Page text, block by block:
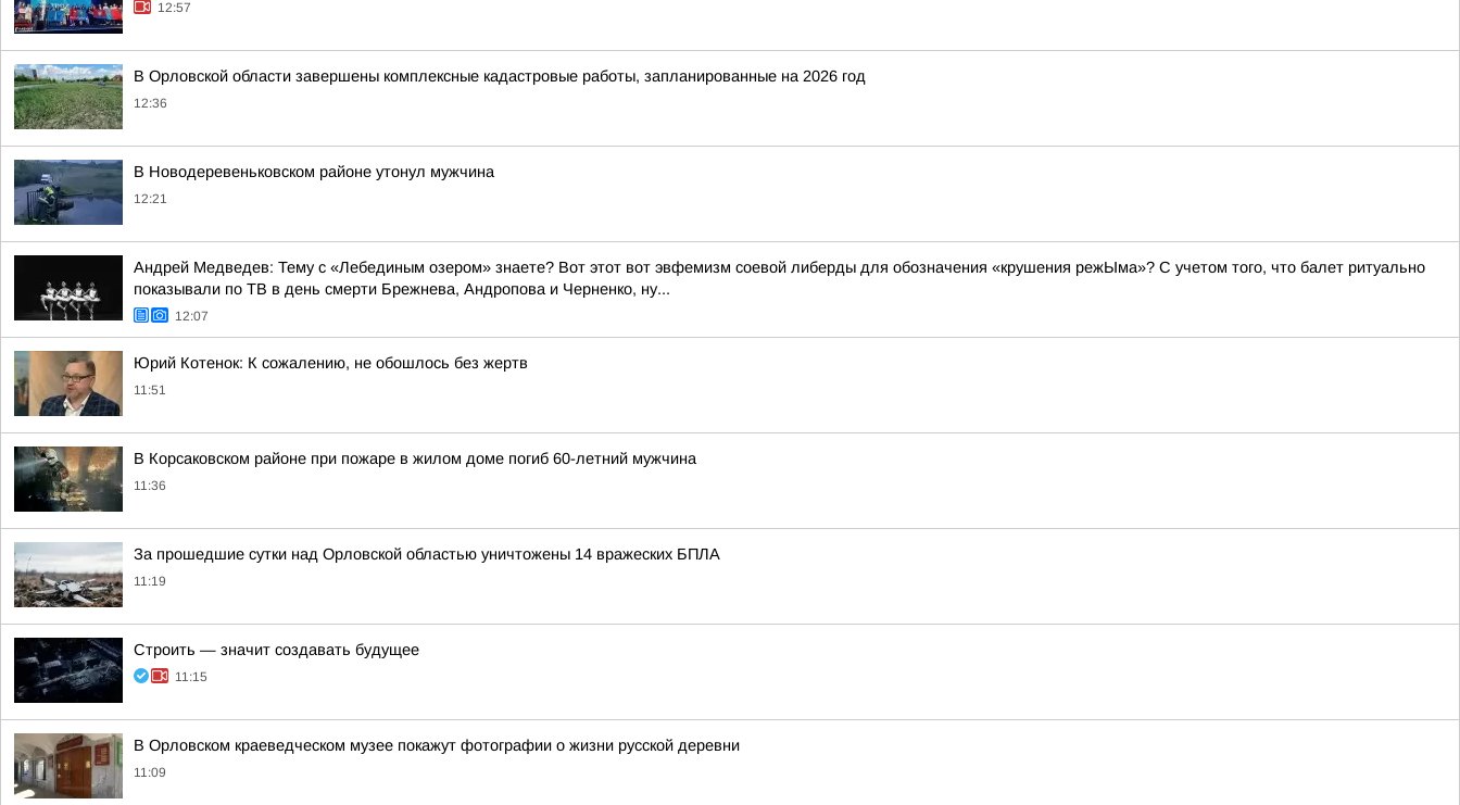
12:57
В Орловской области завершены комплексные кадастровые работы, запланированные на 2026 год
12:36
В Новодеревеньковском районе утонул мужчина
12:21
Андрей Медведев: Тему с «Лебединым озером» знаете? Вот этот вот эвфемизм соевой либерды для обозначения «крушения режЫма»? С учетом того, что балет ритуально
показывали по ТВ в день смерти Брежнева, Андропова и Черненко, ну...
12:07
Юрий Котенок: К сожалению, не обошлось без жертв
11:51
В Корсаковском районе при пожаре в жилом доме погиб 60-летний мужчина
11:36
За прошедшие сутки над Орловской областью уничтожены 14 вражеских БПЛА
11:19
Строить — значит создавать будущее
11:15
В Орловском краеведческом музее покажут фотографии о жизни русской деревни
11:09